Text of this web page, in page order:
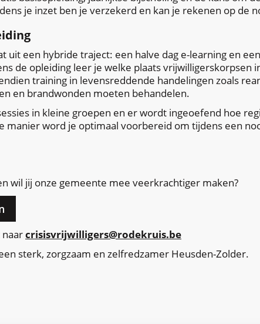
je inzet ben je verzekerd en kan je rekenen op de
uit een hybride traject: een halve dag e-learning en
de opleiding leer je welke plaats vrijwilligerskorpsen
training in levensreddende handelingen zoals
en brandwonden moeten behandelen.
in kleine groepen en er wordt ingeoefend hoe
manier word je optimaal voorbereid om tijdens een
wil jij onze gemeente mee veerkrachtiger maken?
naarcrisisvrijwilligers@rodekruis.be
sterk, zorgzaam en zelfredzamer Heusden-Zolder.